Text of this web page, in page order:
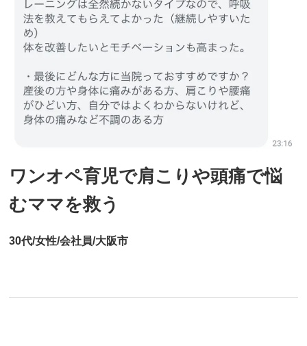
ワンオペ育児で肩こりや頭痛で悩
むママを救う
30代/女性/会社員/大阪市